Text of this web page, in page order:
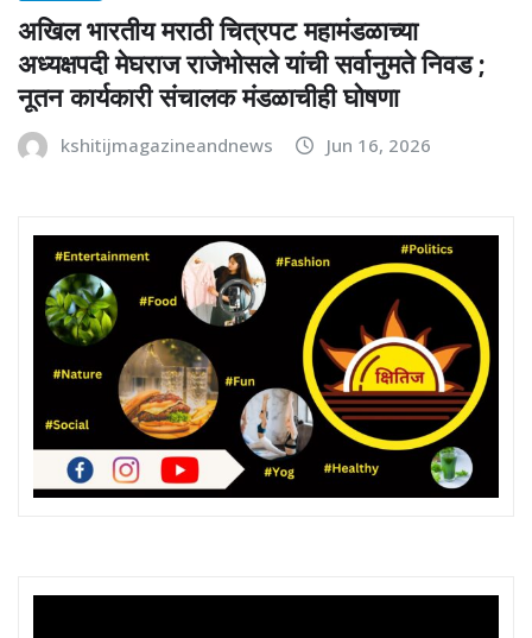
अखिल भारतीय मराठी चित्रपट महामंडळाच्या
अध्यक्षपदी मेघराज राजेभोसले यांची सर्वानुमते निवड ;
नूतन कार्यकारी संचालक मंडळाचीही घोषणा
kshitijmagazineandnews Jun 16, 2026